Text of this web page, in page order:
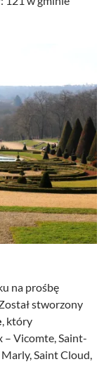
na prośbę
stworzony
, który
– Vicomte, Saint-
Marly, Saint Cloud,